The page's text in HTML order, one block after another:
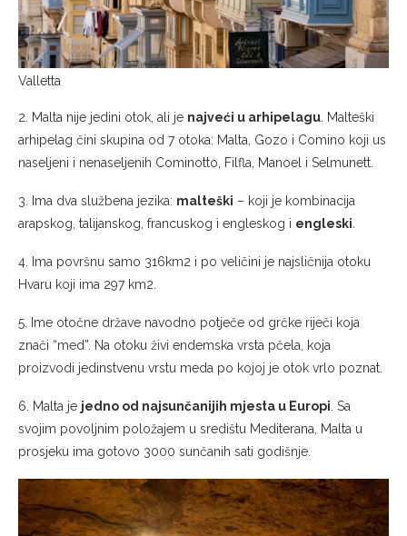
Valletta
2. Malta nije jedini otok, ali je najveći u arhipelagu . Malteški
arhipelag čini skupina od 7 otoka: Malta, Gozo i Comino koji us
naseljeni i nenaseljenih Cominotto, Filfla, Manoel i Selmunett.
3. Ima dva službena jezika: malteški – koji je kombinacija
arapskog, talijanskog, francuskog i engleskog i engleski
4. Ima površnu samo 316km2 i po veličini je najsličnija otoku
Hvaru koji ima 297 km2.
5. Ime otočne države navodno potječe od grčke riječi koja
znači “med”. Na otoku živi endemska vrsta pčela, koja
proizvodi jedinstvenu vrstu meda po kojoj je otok vrlo poznat.
6. Malta je jedno od najsunčanijih mjesta u Europi . Sa
svojim povoljnim položajem u središtu Mediterana, Malta u
prosjeku ima gotovo 3000 sunčanih sati godišnje.